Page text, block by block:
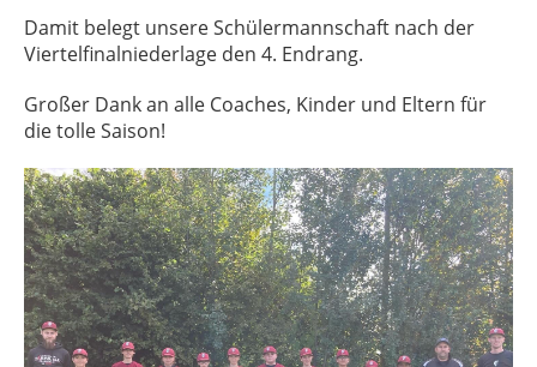
Damit belegt unsere Schülermannschaft nach der
Viertelfinalniederlage den 4. Endrang.
Großer Dank an alle Coaches, Kinder und Eltern für
die tolle Saison!